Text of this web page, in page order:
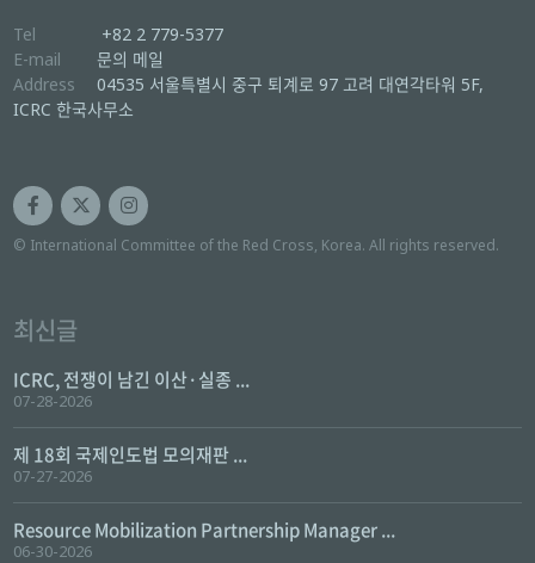
Tel
+82 2 779-5377
E-mail
문의 메일
Address
04535 서울특별시 중구 퇴계로 97 고려 대연각타워 5F,
ICRC 한국사무소
© International Committee of the Red Cross, Korea. All rights reserved.
최신글
ICRC, 전쟁이 남긴 이산·실종 ...
07-28-2026
제 18회 국제인도법 모의재판 ...
07-27-2026
Resource Mobilization Partnership Manager ...
06-30-2026